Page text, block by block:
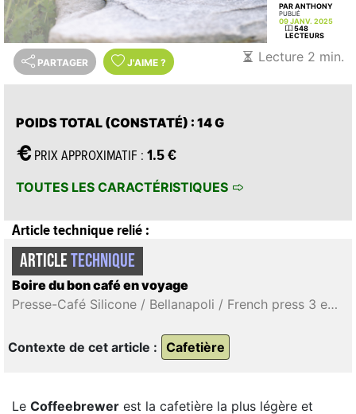
PAR ANTHONY
PUBLIÉ
09 JANV. 2025
548
LECTEURS
PARTAGER J'AIME ? Lecture 2 min.
POIDS TOTAL (CONSTATÉ) : 14 G
PRIX APPROXIMATIF : 1.5 €
TOUTES LES CARACTÉRISTIQUES
Article technique relié :
ARTICLETECHNIQUE
Boire du bon café en voyage
Presse-Café Silicone / Bellanapoli / French press 3 en 1 / Coffee press / Coffee dripper / Ultralight Titanium Coffee French Press / Coffeebrewer / Titanium travel coffee filter / Picopresso / Nanopresso + NSAdapter / Pipamoka
Contexte de cet article : Cafetière
Le Coffeebrewer est la cafetière la plus légère et